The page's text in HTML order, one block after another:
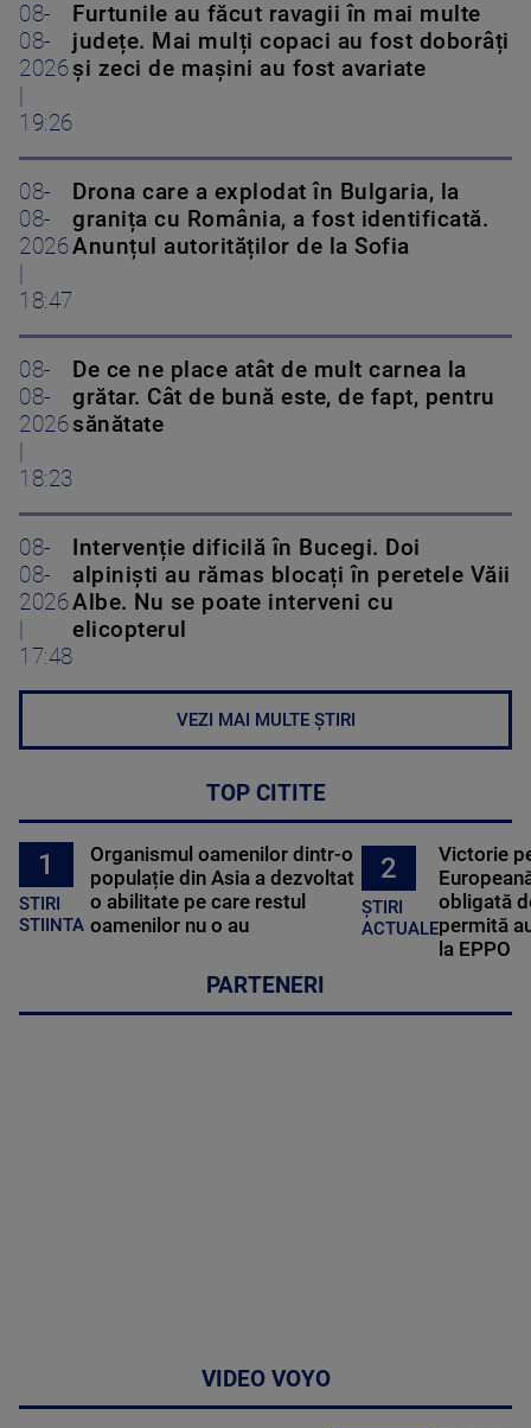
08-
08-
2026
19:26
Furtunile au făcut ravagii în mai multe
județe. Mai mulți copaci au fost doborâți
și zeci de mașini au fost avariate
08-
08-
2026
18:47
Drona care a explodat în Bulgaria, la
granița cu România, a fost identificată.
Anunțul autorităților de la Sofia
08-
08-
2026
18:23
De ce ne place atât de mult carnea la
grătar. Cât de bună este, de fapt, pentru
sănătate
08-
08-
2026
17:48
Intervenție dificilă în Bucegi. Doi
alpiniști au rămas blocați în peretele Văii
Albe. Nu se poate interveni cu
elicopterul
VEZI MAI MULTE ȘTIRI
TOP CITITE
1
STIRI
STIINTA
Organismul oamenilor dintr-o
populație din Asia a dezvoltat
o abilitate pe care restul
oamenilor nu o au
2
ȘTIRI
ACTUALE
Victorie
obligată
permită
la EPPO
PARTENERI
VIDEO VOYO